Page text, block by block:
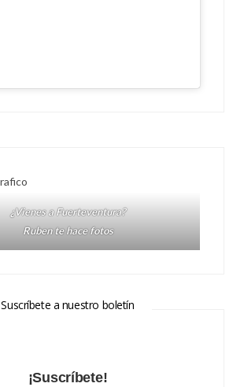
¿Vienes a Fuerteventura?
Ruben te hace fotos
Suscríbete a nuestro boletín
¡Suscríbete!